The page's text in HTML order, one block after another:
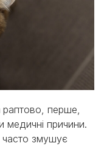
раптово, перше,
причини.
часто змушує